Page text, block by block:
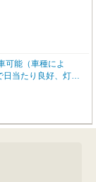
可能（車種によ
当たり良好、灯油
替え済み。お問合せ
にご対応できます。